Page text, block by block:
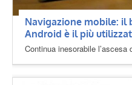
Navigazione mobile: il
Android è il più
Continua inesorabile